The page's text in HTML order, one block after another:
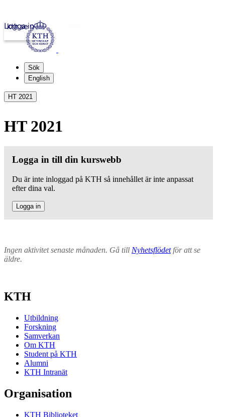
kth.se
Logga in
Sök
English
HT 2021
HT 2021
Logga in till din kurswebb
Du är inte inloggad på KTH så innehållet är inte anpassat
efter dina val.
Logga in
Ingen aktivitet senaste månaden. Gå till Nyhetsflödetför att se
äldre.
KTH
Utbildning
Forskning
Samverkan
Om KTH
Student på KTH
Alumni
KTH Intranät
Organisation
KTH Biblioteket